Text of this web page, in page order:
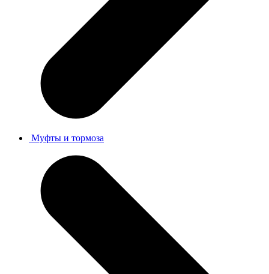
Муфты и тормоза